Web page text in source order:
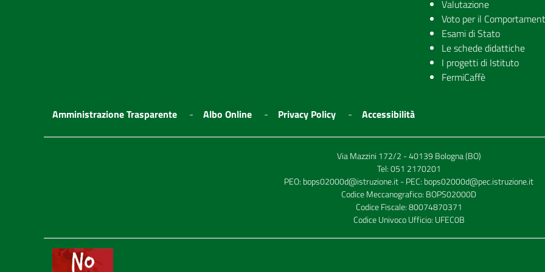
Valutazione
Voto per il
Esami di Stato
Le schede didattiche
I progetti di Istituto
FermiCaffè
Amministrazione Trasparente Albo Online Privacy Policy Accessibilità
Via Mazzini 172/2 - 40139 Bologna (BO)
Tel:051 2170201
PEO: bops02000d@istruzione.it- PEC: bops02000d@pec.istruzione.it
Codice Meccanografico: BOPS02000D
Codice Fiscale: 80074870371
Codice Univoco Ufficio: UFEC0B